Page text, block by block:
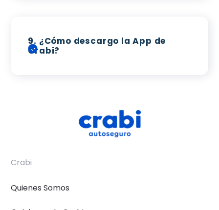
9. ¿Cómo descargo la App de
Crabi?
Crabi
Quienes Somos